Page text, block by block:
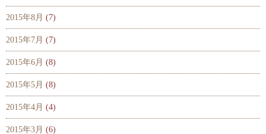
2015年8月 (7)
2015年7月 (7)
2015年6月 (8)
2015年5月 (8)
2015年4月 (4)
2015年3月 (6)